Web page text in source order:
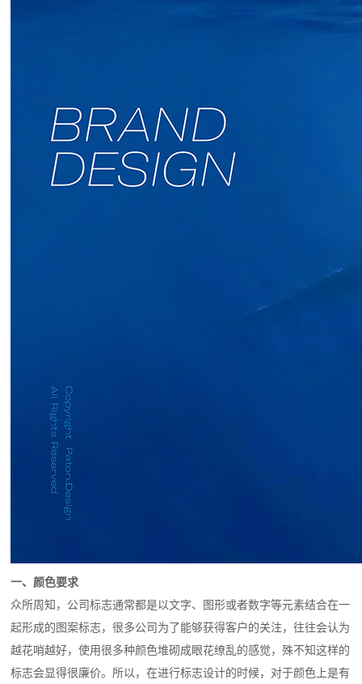
一、颜色要求
众所周知，公司标志通常都是以文字、图形或者数字等元素结合在一
起形成的图案标志，很多公司为了能够获得客户的关注，往往会认为
越花哨越好，使用很多种颜色堆砌成眼花缭乱的感觉，殊不知这样的
标志会显得很廉价。所以，在进行标志设计的时候，对于颜色上是有